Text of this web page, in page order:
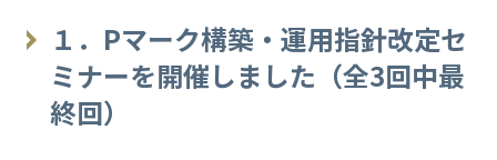
１．Pマーク構築・運用指針改定セ
ミナーを開催しました（全3回中最
終回）